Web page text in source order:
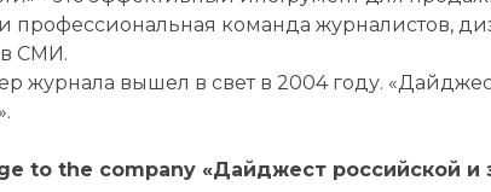
и профессиональная команда журналистов,
СМИ.
журнала вышел в свет в 2004 году.
to the company «Дайджест российской